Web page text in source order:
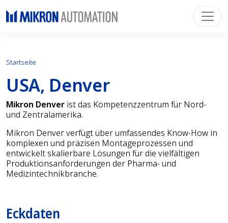
Startseite
USA, Denver
Mikron Denver ist das Kompetenzzentrum für Nord-
und Zentralamerika.
Mikron Denver verfügt über umfassendes Know-How in
komplexen und präzisen Montageprozessen und
entwickelt skalierbare Lösungen für die vielfältigen
Produktionsanforderungen der Pharma- und
Medizintechnikbranche.
Eckdaten